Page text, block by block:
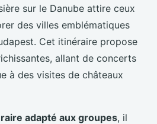
sur le Danube attire ceux
des villes emblématiques
Cet itinéraire propose
allant de concerts
à des visites de châteaux
adapté aux groupes, il